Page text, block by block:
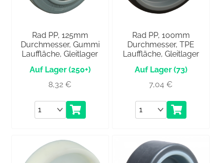
Rad PP, 125mm
Durchmesser, Gummi
Lauffläche, Gleitlager
(250+)
8,32€
Anzahl
Rad PP, 100mm
Durchmesser, TPE
Lauffläche, Gleitlager
(73)
7,04€
Anzahl